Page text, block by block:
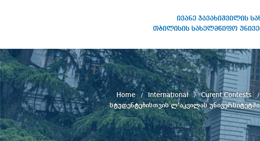
ივანე ჯავახიშვილის
თბილისის სახელმწიფო
STATE UNIVERSITY
Home International Curent Contests
სტუდენტებისთვის ლ'აკვილას